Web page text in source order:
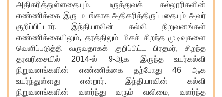
அதிகரித்துள்ளதையும், மருத்துவக் கல்லூரிகளின்
எண்ணிக்கை இரு மடங்காக அதிகரித்திருப்பதையும் அவர்
குறிப்பிட்டார். இந்தியாவின் கல்வி நிறுவனங்கள்
எண்ணிக்கையிலும், தரத்திலும் மிகச் சிறந்த முடிவுகளை
வெளிப்படுத்தி வருவதாகக் குறிப்பிட்ட பிரதமர், சிறந்த
தரவரிசையில் 2014-ல் 9-ஆக இருந்த உயர்கல்வி
நிறுவனங்களின் எண்ணிக்கை தற்போது 46 ஆக
உயர்ந்துள்ளது என்றார். இந்தியாவின் கல்வி
நிறுவனங்களின் வளர்ந்து வரும் வலிமை, வளர்ந்த